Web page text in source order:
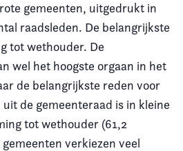
gemeenten, uitgedrukt in
raadsleden. De belangrijkste
tot wethouder. De
wel het hoogste orgaan in het
de belangrijkste reden voor
de gemeenteraad is in kleine
tot wethouder (61,2
verkiezen veel